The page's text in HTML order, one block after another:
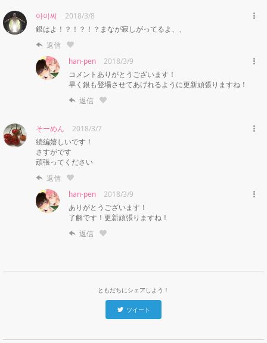
아이씨
2018/3/8
銀はよ！？！？！？まなが寂しがってるよ、、
返信
han-pen
2018/3/9
コメントありがとうございます！
早く銀も登場させてあげれるように更新頑張りますね！
返信
そーめん
2018/3/7
続編嬉しいです！
さすがです
頑張ってください
返信
han-pen
2018/3/9
ありがとうございます！
了解です！更新頑張りますね！
返信
ともだちにシェアしよう！
ツイート